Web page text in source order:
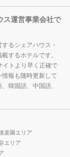
ス運営事業会社で
るシェアハウス・
するホテルです。
イトより早く正確で
報も随時更新して
韓国語、中国語、
楽園エリア
エリア